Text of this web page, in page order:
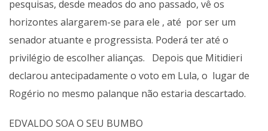
pesquisas, desde meados do ano passado, vê os
horizontes alargarem-se para ele , até por ser um
senador atuante e progressista. Poderá ter até o
privilégio de escolher alianças. Depois que Mitidieri
declarou antecipadamente o voto em Lula, o lugar de
Rogério no mesmo palanque não estaria descartado.
EDVALDO SOA O SEU BUMBO